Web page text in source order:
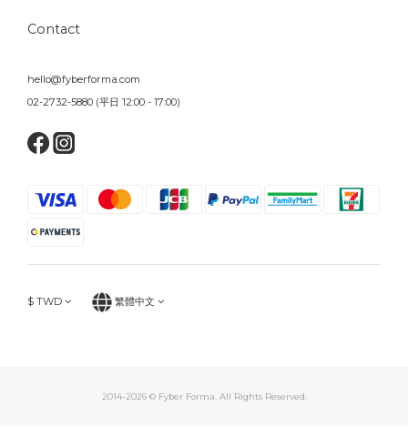
Contact
hello@fyberforma.com
02-2732-5880 (平日 12:00 - 17:00)
$ TWD 繁體中文
2014-2026 © Fyber Forma. All Rights Reserved.